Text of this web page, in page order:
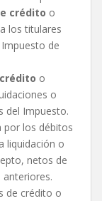
crédito o
los titulares
de
o
o
del Impuesto.
por los débitos
liquidación o
netos de
de crédito o